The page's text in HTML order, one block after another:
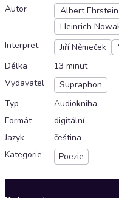
Autor Albert Ehrstein
Heinrich
Interpret
Jiří Němeček
Délka
13 minut
Vydavatel
Supraphon
Typ
Audiokniha
Formát
digitální
Jazyk
čeština
Kategorie
Poezie